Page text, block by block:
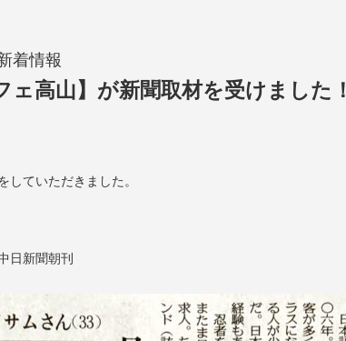
着情報
ェ高山】が新聞取材を受けました！
していただきました。
日新聞朝刊